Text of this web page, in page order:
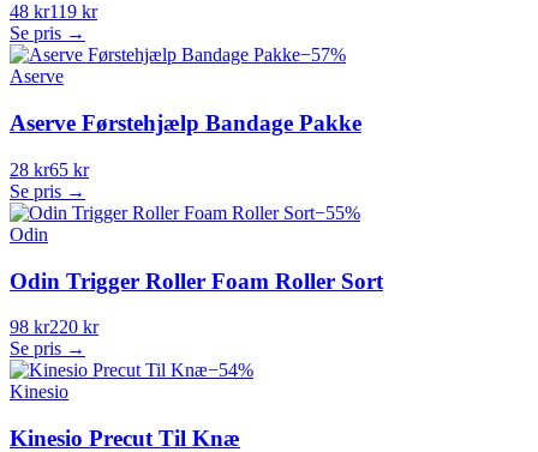
48 kr119 kr
Se pris →
−57%
Aserve
Aserve Førstehjælp Bandage Pakke
28 kr65 kr
Se pris →
−55%
Odin
Odin Trigger Roller Foam Roller Sort
98 kr220 kr
Se pris →
−54%
Kinesio
Kinesio Precut Til Knæ